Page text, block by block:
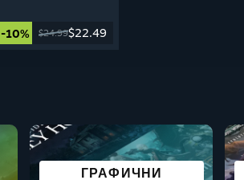
-10% $24.99$22.49
ГРАФИЧНИ
БЕЗПЛАТНИ ЗА